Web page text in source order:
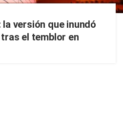
versión que inundó
el temblor en